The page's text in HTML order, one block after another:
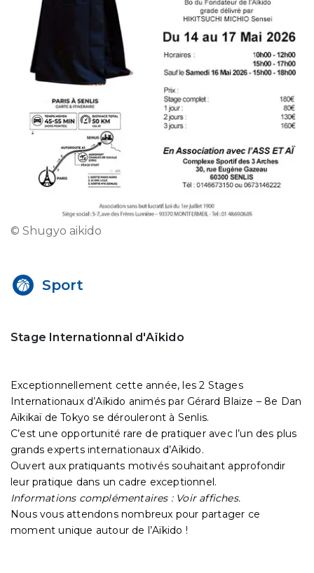
© Shugyo aikido
Sport
Stage Internationnal d'Aïkido
Exceptionnellement cette année, les 2 Stages
Internationaux d’Aïkido animés par Gérard Blaize – 8e Dan
Aïkikaï de Tokyo se dérouleront à Senlis.
C’est une opportunité rare de pratiquer avec l’un des plus
grands experts internationaux d’Aïkido.
Ouvert aux pratiquants motivés souhaitant approfondir
leur pratique dans un cadre exceptionnel.
Informations complémentaires : Voir affiches.
Nous vous attendons nombreux pour partager ce
moment unique autour de l’Aïkido !